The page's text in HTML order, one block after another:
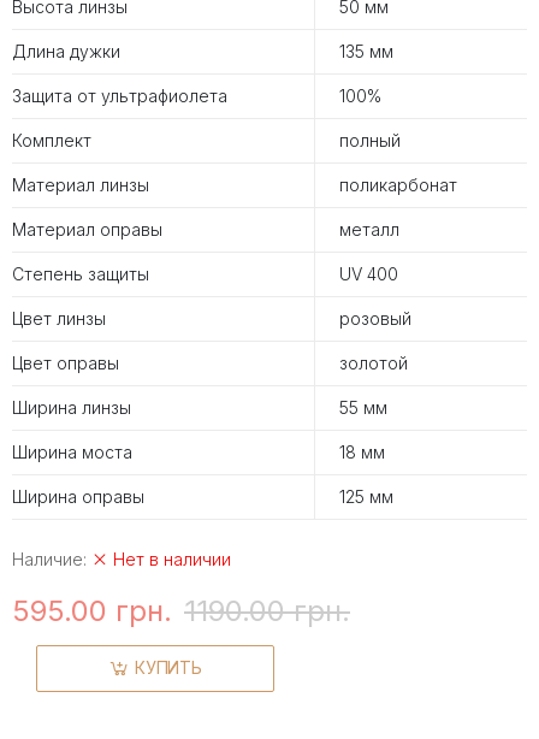
Высота линзы 50 мм
Длина дужки 135 мм
Защита от ультрафиолета 100%
Комплект полный
Материал линзы поликарбонат
Материал оправы металл
Степень защиты UV 400
Цвет линзы розовый
Цвет оправы золотой
Ширина линзы 55 мм
Ширина моста 18 мм
Ширина оправы 125 мм
Наличие: Нет в наличии
595.00 грн. 1190.00 грн.
КУПИТЬ